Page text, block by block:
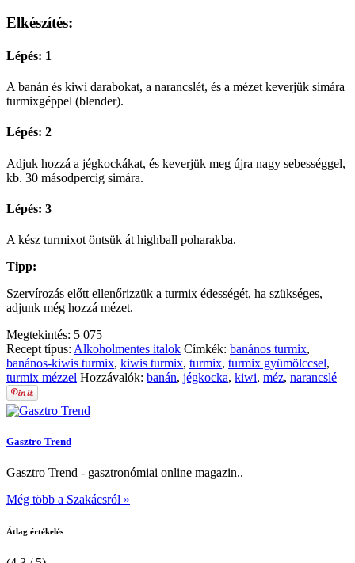
Elkészítés:
Lépés: 1
A banán és kiwi darabokat, a narancslét, és a mézet keverjük simára
turmixgéppel (blender).
Lépés: 2
Adjuk hozzá a jégkockákat, és keverjük meg újra nagy sebességgel,
kb. 30 másodpercig simára.
Lépés: 3
A kész turmixot öntsük át highball poharakba.
Tipp:
Szervírozás előtt ellenőrizzük a turmix édességét, ha szükséges,
adjunk még hozzá mézet.
Megtekintés: 5 075
Recept típus: Alkoholmentes italok Címkék: banános turmix,
banános-kiwis turmix, kiwis turmix, turmix, turmix gyümölccsel,
turmix mézzel Hozzávalók: banán, jégkocka, kiwi, méz, narancslé
Gasztro Trend
Gasztro Trend - gasztronómiai online magazin..
Még több a Szakácsról »
Átlag értékelés